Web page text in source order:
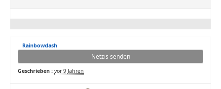
Rainbowdash
Netzis senden
Geschrieben : vor 9 Jahren